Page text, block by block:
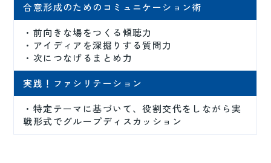
合意形成のためのコミュニケーション術
・前向きな場をつくる傾聴力
・アイディアを深掘りする質問力
・次につなげるまとめ力
実践！ファシリテーション
・特定テーマに基づいて、役割交代をしながら実
戦形式でグループディスカッション